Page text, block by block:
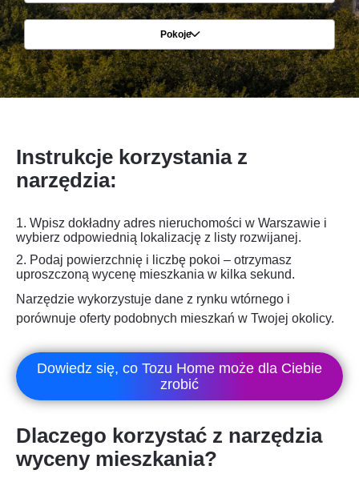
Pokoje
Instrukcje korzystania z
narzędzia:
1. Wpisz dokładny adres nieruchomości w Warszawie i
wybierz odpowiednią lokalizację z listy rozwijanej.
2. Podaj powierzchnię i liczbę pokoi – otrzymasz
uproszczoną wycenę mieszkania w kilka sekund.
Narzędzie wykorzystuje dane z rynku wtórnego i
porównuje oferty podobnych mieszkań w Twojej okolicy.
Dowiedz się, co Tozu Home może dla Ciebie
zrobić
Dlaczego korzystać z narzędzia
wyceny mieszkania?